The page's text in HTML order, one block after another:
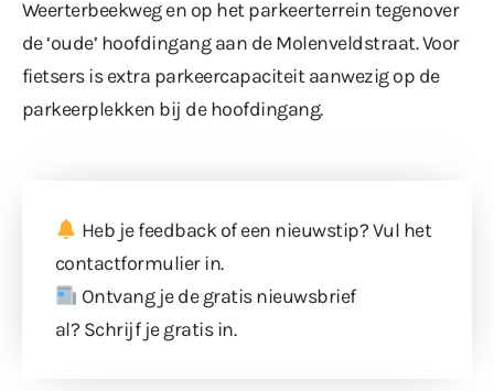
Weerterbeekweg en op het parkeerterrein tegenover
de ‘oude’ hoofdingang aan de Molenveldstraat. Voor
fietsers is extra parkeercapaciteit aanwezig op de
parkeerplekken bij de hoofdingang.
Heb je feedback of een nieuwstip? Vul het
contactformulierin.
Ontvang je de gratis nieuwsbrief
al? Schrijf je gratis in.